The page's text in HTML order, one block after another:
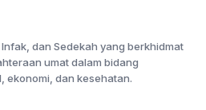
dan Sedekah yang berkhidmat
umat dalam bidang
ekonomi, dan kesehatan.